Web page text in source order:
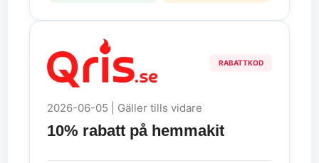
RABATTKOD
2026-06-05 | Gäller tills vidare
10% rabatt på hemmakit